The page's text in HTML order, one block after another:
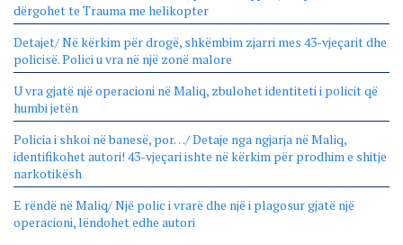
dërgohet te Trauma me helikopter
Detajet/ Në kërkim për drogë, shkëmbim zjarri mes 43-vjeçarit dhe
policisë. Polici u vra në një zonë malore
U vra gjatë një operacioni në Maliq, zbulohet identiteti i policit që
humbi jetën
Policia i shkoi në banesë, por…/ Detaje nga ngjarja në Maliq,
identifikohet autori! 43-vjeçari ishte në kërkim për prodhim e shitje
narkotikësh
E rëndë në Maliq/ Një polic i vrarë dhe një i plagosur gjatë një
operacioni, lëndohet edhe autori